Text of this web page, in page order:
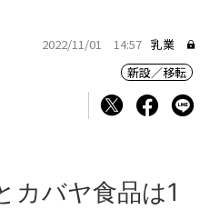
2022/11/01 14:57 乳業
新設／移転
バヤ食品は1